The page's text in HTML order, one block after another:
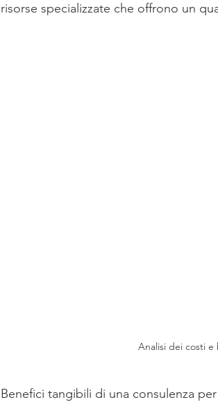
risorse specializzate che offrono un
Analisi dei costi e
Benefici tangibili di una consulenza per